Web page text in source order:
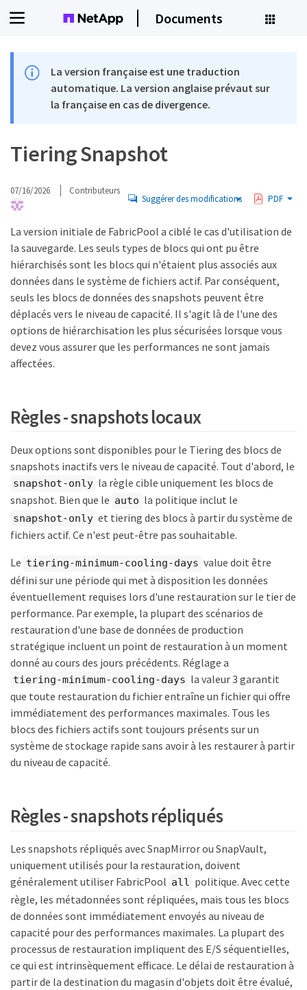
Documents
La version française est une traduction
automatique. La version anglaise prévaut sur
la française en cas de divergence.
Tiering Snapshot
07/16/2026 Contributeurs
Suggérer des modifications PDF
La version initiale de FabricPool a ciblé le cas d'utilisation de
la sauvegarde. Les seuls types de blocs qui ont pu être
hiérarchisés sont les blocs qui n'étaient plus associés aux
données dans le système de fichiers actif. Par conséquent,
seuls les blocs de données des snapshots peuvent être
déplacés vers le niveau de capacité. Il s'agit là de l'une des
options de hiérarchisation les plus sécurisées lorsque vous
devez vous assurer que les performances ne sont jamais
affectées.
Règles - snapshots locaux
Deux options sont disponibles pour le Tiering des blocs de
snapshots inactifs vers le niveau de capacité. Tout d'abord, le
snapshot-only la règle cible uniquement les blocs de
snapshot. Bien que le auto la politique inclut le
snapshot-only et tiering des blocs à partir du système de
fichiers actif. Ce n'est peut-être pas souhaitable.
Le tiering-minimum-cooling-days value doit être
défini sur une période qui met à disposition les données
éventuellement requises lors d'une restauration sur le tier de
performance. Par exemple, la plupart des scénarios de
restauration d'une base de données de production
stratégique incluent un point de restauration à un moment
donné au cours des jours précédents. Réglage a
tiering-minimum-cooling-days la valeur 3 garantit
que toute restauration du fichier entraîne un fichier qui offre
immédiatement des performances maximales. Tous les
blocs des fichiers actifs sont toujours présents sur un
système de stockage rapide sans avoir à les restaurer à partir
du niveau de capacité.
Règles - snapshots répliqués
Les snapshots répliqués avec SnapMirror ou SnapVault,
uniquement utilisés pour la restauration, doivent
généralement utiliser FabricPool all politique. Avec cette
règle, les métadonnées sont répliquées, mais tous les blocs
de données sont immédiatement envoyés au niveau de
capacité pour des performances maximales. La plupart des
processus de restauration impliquent des E/S séquentielles,
ce qui est intrinsèquement efficace. Le délai de restauration à
partir de la destination du magasin d'objets doit être évalué,